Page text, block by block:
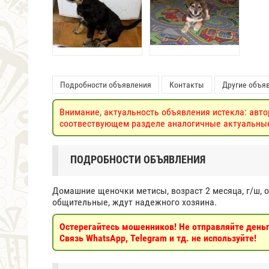
Подробности объявления Контакты Другие
Внимание, актуальность объявления истекла:
соотвествующем разделе аналогичные
ПОДРОБНОСТИ ОБЪЯВЛЕНИЯ
Домашние щеночки метисы, возраст 2 месяца, г/ш,
общительные, ждут надежного хозяина.
Остерегайтесь мошенников! Не отправляйте
Связь WhatsApp, Telegram и тд. не используйте!